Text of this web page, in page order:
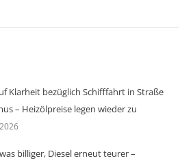
Klarheit bezüglich Schifffahrt in Straße
– Heizölpreise legen wieder zu
billiger, Diesel erneut teurer –